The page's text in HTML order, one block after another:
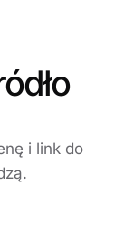
i link do